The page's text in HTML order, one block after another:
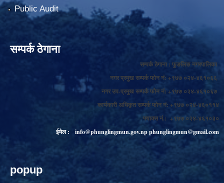
Public Audit
सम्पर्क ठेगाना
सम्पर्क ठेगाना : फुङलिङ नगरपालिका
नगर प्रमुख सम्पर्क फोन नं: +९७७ ०२४-४६१०६६
नगर उप-प्रमुख सम्पर्क फोन नं: +९७७ ०२४-४६१०६७
कार्यकारी अधिकृत सम्पर्क फोन नं: +९७७ ०२४-४६०११४
फ्याक्स नं.: +९७७ ०२४-४६१०३०
ईमेल :
info@phunglingmun.gov.npphunglingmun@gmail.com
popup